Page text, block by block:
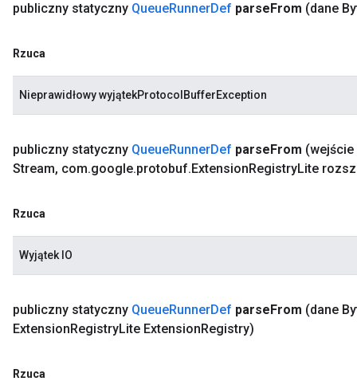
publiczny statyczny QueueRunnerDef parseFrom (dane
Rzuca
Nieprawidłowy wyjątekProtocolBufferException
publiczny statyczny QueueRunnerDef parseFrom
Stream, com.google.protobuf.ExtensionRegistryLite
Rzuca
Wyjątek IO
publiczny statyczny QueueRunnerDef parseFrom (dane
ExtensionRegistryLite ExtensionRegistry)
Rzuca